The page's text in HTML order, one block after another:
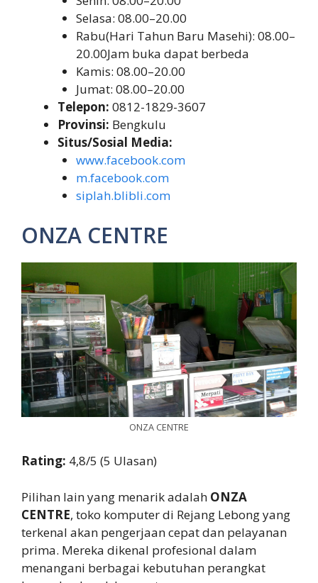
Selasa: 08.00–20.00
Rabu(Hari Tahun Baru Masehi): 08.00–
20.00Jam buka dapat berbeda
Kamis: 08.00–20.00
Jumat: 08.00–20.00
Telepon: 0812-1829-3607
Provinsi: Bengkulu
Situs/Sosial Media:
www.facebook.com
m.facebook.com
siplah.blibli.com
ONZA CENTRE
ONZA CENTRE
Rating: 4,8/5 (5 Ulasan)
Pilihan lain yang menarik adalah ONZA
CENTRE, toko komputer di Rejang Lebong yang
terkenal akan pengerjaan cepat dan pelayanan
prima. Mereka dikenal profesional dalam
menangani berbagai kebutuhan perangkat